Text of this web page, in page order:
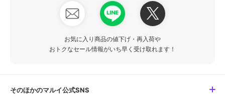
お気に入り商品の値下げ・再入荷や
おトクなセール情報がいち早く受け取れます！
そのほかのマルイ公式SNS